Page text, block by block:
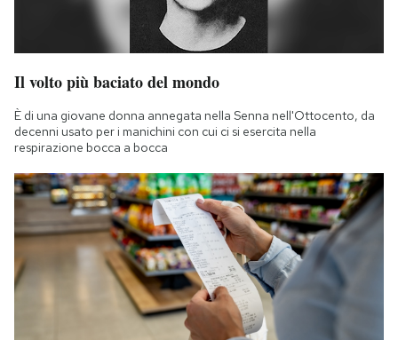
Il volto più baciato del mondo
È di una giovane donna annegata nella Senna nell'Ottocento, da
decenni usato per i manichini con cui ci si esercita nella
respirazione bocca a bocca